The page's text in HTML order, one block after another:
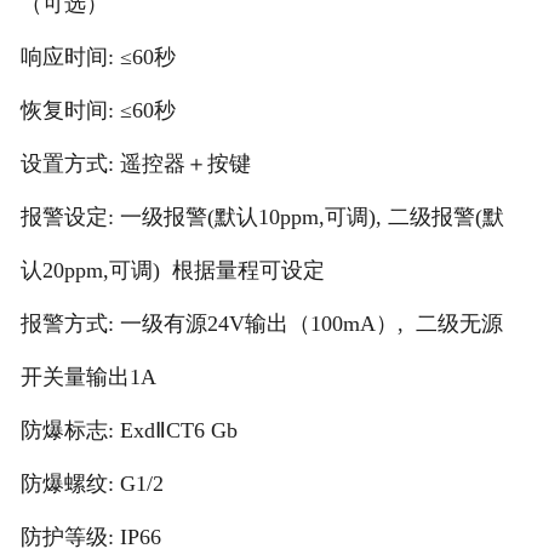
响应时间: ≤60秒
恢复时间: ≤60秒
设置方式: 遥控器＋按键
报警设定: 一级报警(默认10ppm,可调), 二级报警(默
认20ppm,可调) 根据量程可设定
报警方式: 一级有源24V输出（100mA）, 二级无源
开关量输出1A
防爆标志: ExdⅡCT6 Gb
防爆螺纹: G1/2
防护等级: IP66